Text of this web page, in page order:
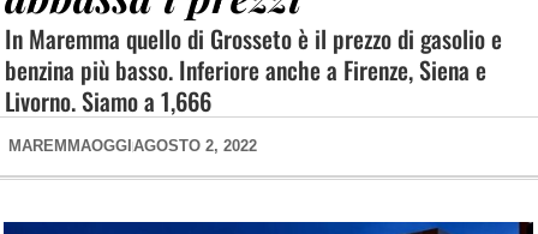
In Maremma quello di Grosseto è il prezzo di gasolio e
benzina più basso. Inferiore anche a Firenze, Siena e
Livorno. Siamo a 1,666
MAREMMAOGGI AGOSTO 2, 2022